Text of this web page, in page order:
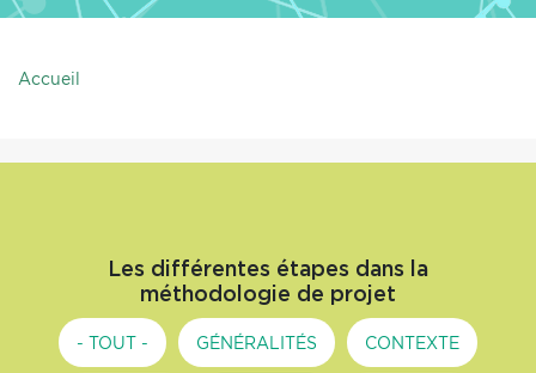
Accueil
Les différentes étapes dans la
méthodologie de projet
- TOUT - GÉNÉRALITÉS CONTEXTE